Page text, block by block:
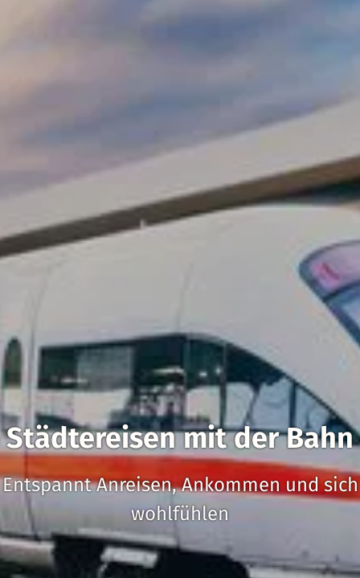
Städtereisen mit der Bahn
Entspannt Anreisen, Ankommen und sich
wohlfühlen